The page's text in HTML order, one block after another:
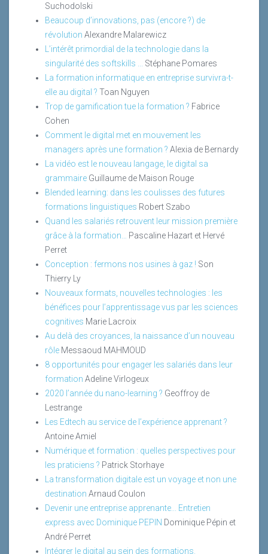
Suchodolski
Beaucoup d’innovations, pas (encore ?) de
révolution Alexandre Malarewicz
L’intérêt primordial de la technologie dans la
singularité des softskills ...
Stéphane Pomares
La formation informatique en entreprise survivra-t-
elle au digital ? Toan Nguyen
Trop de gamification tue la formation ? Fabrice
Cohen
Comment le digital met en mouvement les
managers après une formation ? Alexia de Bernardy
La vidéo est le nouveau langage, le digital sa
grammaire Guillaume de Maison Rouge
Blended learning: dans les coulisses des futures
formations linguistiques Robert Szabo
Quand les salariés retrouvent leur mission première
grâce à la formation…
Pascaline Hazart et Hervé
Perret
Conception : fermons nos usines à gaz ! Son
Thierry Ly
Nouveaux formats, nouvelles technologies : les
bénéfices pour l’apprentissage vus par les sciences
cognitives Marie Lacroix
Au delà des croyances, la naissance d’un nouveau
rôle Messaoud MAHMOUD
8 opportunités pour engager les salariés dans leur
formation Adeline Virlogeux
2020 l’année du nano-learning ? Geoffroy de
Lestrange
Les Edtech au service de l’expérience apprenant ?
Antoine Amiel
Numérique et formation : quelles perspectives pour
les praticiens ? Patrick Storhaye
La transformation digitale est un voyage et non une
destination Arnaud Coulon
Devenir une entreprise apprenante... Entretien
express avec Dominique PEPIN Dominique Pépin et
André Perret
Intégrer le digital au sein des formations.